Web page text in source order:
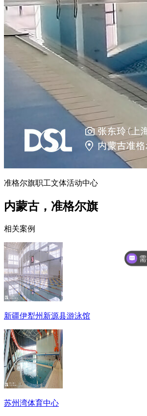
准格尔旗职工文体活动中心
内蒙古，准格尔旗
相关案例
新疆伊犁州新源县游泳馆
苏州湾体育中心